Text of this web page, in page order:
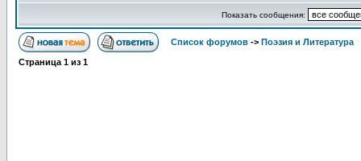
Показать сообщения:
Список форумов -> Поэзия и Литература
Страница 1 из 1